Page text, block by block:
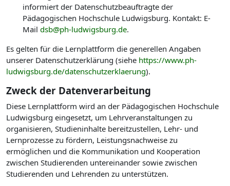
informiert der Datenschutzbeauftragte der
Pädagogischen Hochschule Ludwigsburg. Kontakt: E-
Mail dsb@ph-ludwigsburg.de.
Es gelten für die Lernplattform die generellen Angaben
unserer Datenschutzerklärung (siehe https://www.ph-
ludwigsburg.de/datenschutzerklaerung).
Zweck der Datenverarbeitung
Diese Lernplattform wird an der Pädagogischen Hochschule
Ludwigsburg eingesetzt, um Lehrveranstaltungen zu
organisieren, Studieninhalte bereitzustellen, Lehr- und
Lernprozesse zu fördern, Leistungsnachweise zu
ermöglichen und die Kommunikation und Kooperation
zwischen Studierenden untereinander sowie zwischen
Studierenden und Lehrenden zu unterstützen.